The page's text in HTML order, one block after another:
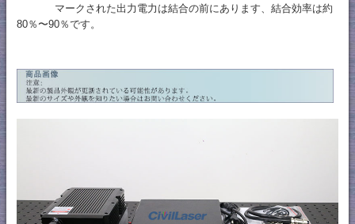
マークされた出力電力は結合の前にあります、結合効率は約
80％〜90％です。